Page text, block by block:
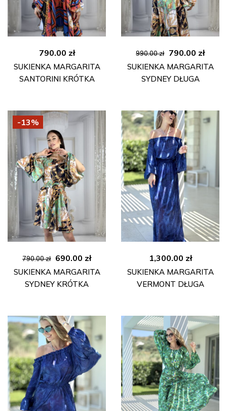
790.00 zł
SUKIENKA MARGARITA
SANTORINI KRÓTKA
990.00zł
Pierwotna
cena
wynosiła:
790.00 zł
cena
SUKIENKA MARGARITA
SYDNEY DŁUGA
-13%
790.00zł
Pierwotna
cena
wynosiła:
690.00 złAktualna
cena
SUKIENKA MARGARITA
SYDNEY KRÓTKA
1,300.00 zł
SUKIENKA MARGARITA
VERMONT DŁUGA